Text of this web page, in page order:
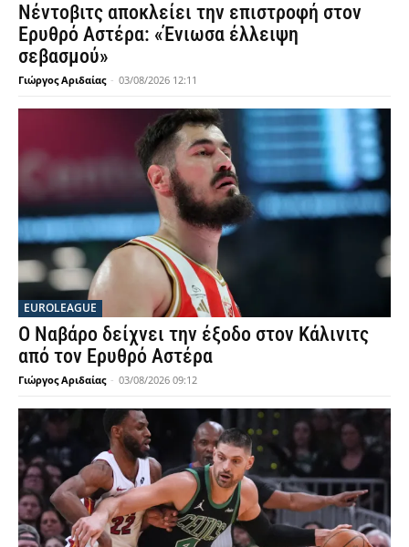
Νέντοβιτς αποκλείει την επιστροφή στον
Ερυθρό Αστέρα: «Ένιωσα έλλειψη
σεβασμού»
Γιώργος Αριδαίας - 03/08/2026 12:11
EUROLEAGUE
Ο Ναβάρο δείχνει την έξοδο στον Κάλινιτς
από τον Ερυθρό Αστέρα
Γιώργος Αριδαίας - 03/08/2026 09:12